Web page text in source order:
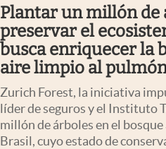
Members
Economía y Política
Finanzas y Mercados
Mercados Online
Negocios
Columnistas
Plantar un millón de
preservar el
busca enriquecer la
aire limpio al
Zurich Forest, la iniciativa
líder de seguros y el Instituto
millón de árboles en el
Brasil, cuyo estado de